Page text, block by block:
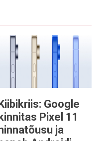
Google
kinnitas Pixel 11
hinnatõusu ja